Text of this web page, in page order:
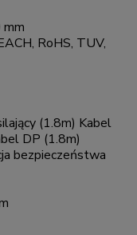
RoHS, TUV,
(1.8m) Kabel
DP (1.8m)
bezpieczeństwa